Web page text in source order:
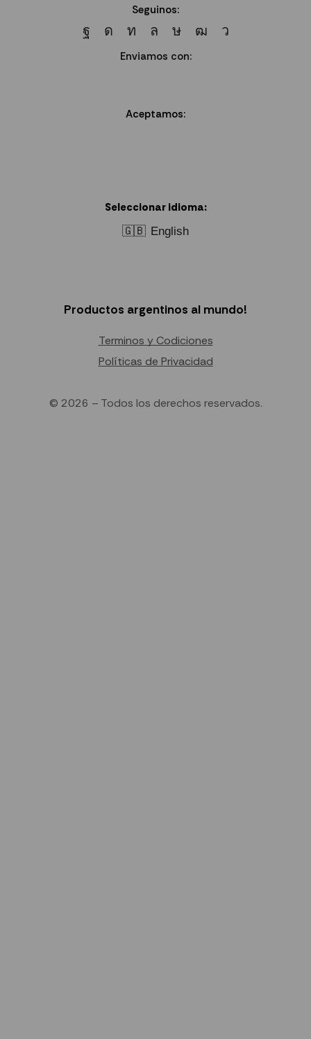
Seguinos:
Enviamos con:
Aceptamos:
Seleccionar idioma:
🇬🇧 English
Productos argentinos al mundo!
Terminos y Codiciones
Políticas de Privacidad
© 2026 – Todos los derechos reservados.